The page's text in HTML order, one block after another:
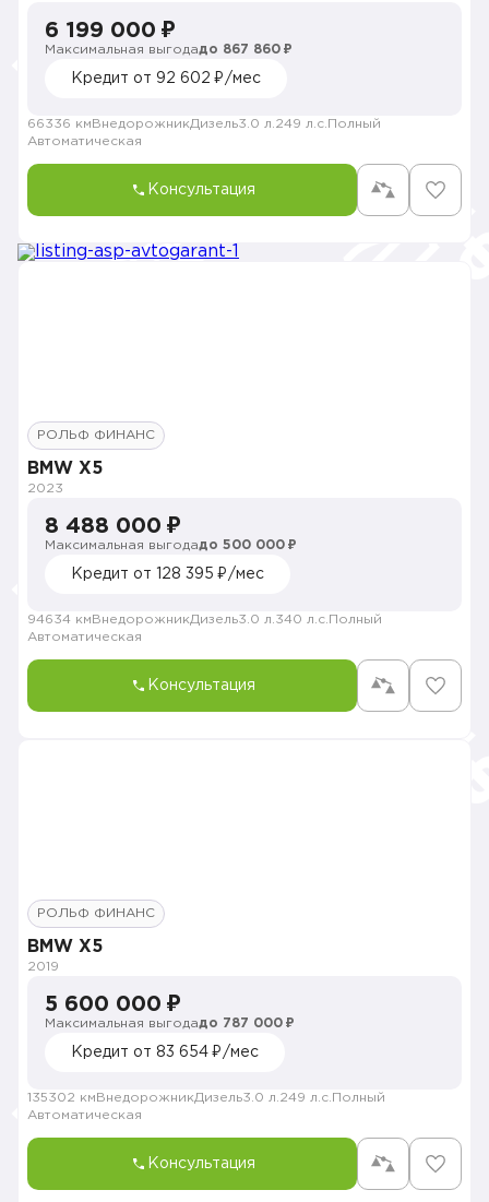
6 199 000 ₽
Максимальная выгодадо 867 860 ₽
Кредит от 92 602 ₽/мес
66336 км ВнедорожникДизель3.0 л. 249 л.с. Полный
Автоматическая
Консультация
РОЛЬФ ФИНАНС
BMW X5
2023
8 488 000 ₽
Максимальная выгодадо 500 000 ₽
Кредит от 128 395 ₽/мес
94634 км ВнедорожникДизель3.0 л. 340 л.с. Полный
Автоматическая
Консультация
РОЛЬФ ФИНАНС
BMW X5
2019
5 600 000 ₽
Максимальная выгодадо 787 000 ₽
Кредит от 83 654 ₽/мес
135302 км ВнедорожникДизель3.0 л. 249 л.с. Полный
Автоматическая
Консультация